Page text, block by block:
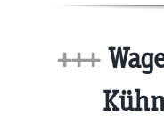
+++